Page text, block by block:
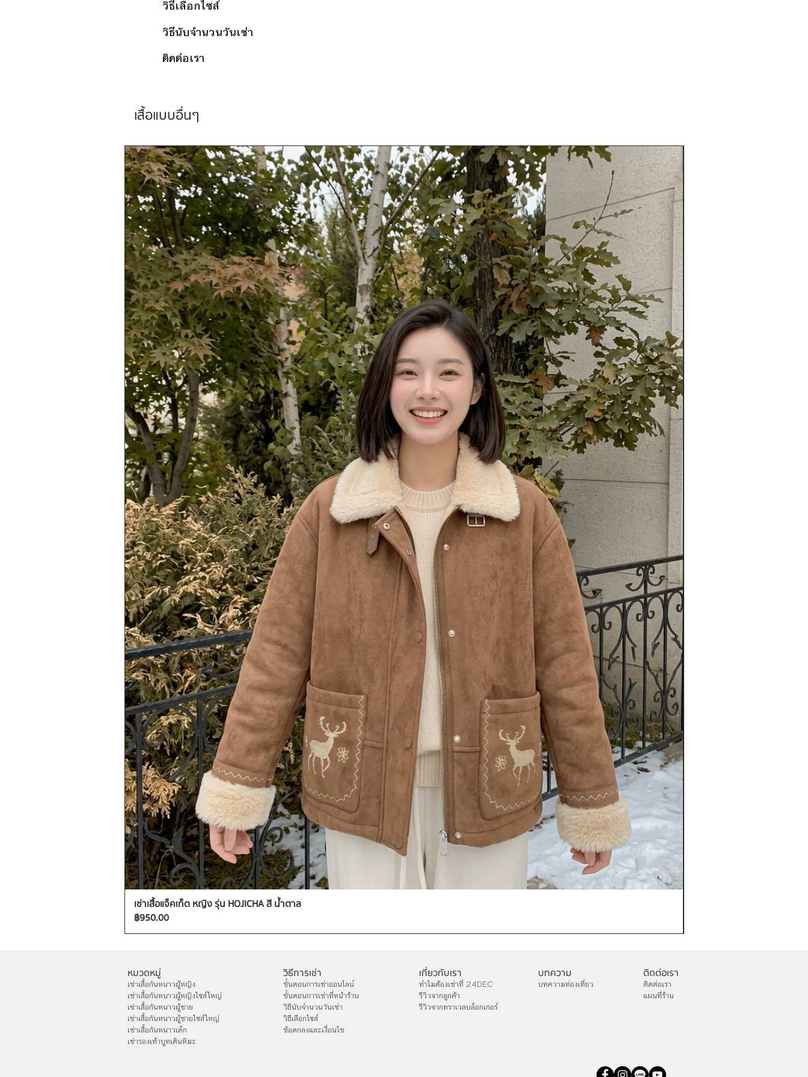
วิธีเลือกไซส์
วิธีนับจำนวนวันเช่า
ติดต่อเรา
เสื้อแบบอื่นๆ
เช่าเสื้อแจ็คเก็ต หญิง รุ่น HOJICHA สี น้ำตาล
ราคา
฿950.00
หมวดหมู่
เช่าเสื้อกันหนาวผู้หญิง
เช่าเสื้อกันหนาวผู้หญิงไซส์ใหญ่
เช่าเสื้อกันหนาวผู้ชาย
เช่าเสื้อกันหนาวผู้ชายไซส์ใหญ่
เช่าเสื้อกันหนาวเด็ก
เช่ารองเท้าบูทเดินหิมะ
วิธีการเช่า
ขั้นตอนการเช่าออนไลน์
ขั้นตอนการเช่าที่หน้าร้าน
วิธีนับจำนวนวันเช่า
วิธีเลือกไซส์
ข้อตกลงและเงื่อนไข
เกี่ยวกับเรา
ทำไมต้องเช่าที่ 24DEC
รีวิวจากลูกค้า
รีวิวจากทราเวลบล็อกเกอร์
บทความ
บทความท่องเที่ยว
ติดต่อเรา
ติดต่อเรา
แผนที่ร้าน